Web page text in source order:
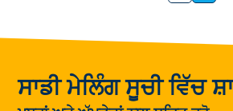
ਸਾਡੀ ਮੇਲਿੰਗ ਸੂਚੀ ਵਿੱਚ